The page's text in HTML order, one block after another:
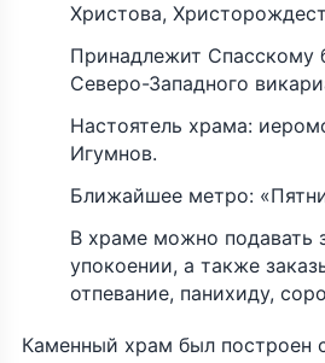
Христова,
Принадлежит Спасскому
Северо-Западного
Настоятель храма:
Игумнов.
Ближайшее метро:
В храме можно подавать
упокоении, а также
отпевание, панихиду,
Каменный храм был построен